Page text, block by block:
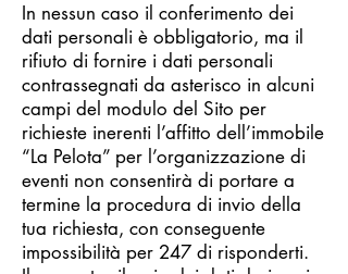
In nessun caso il conferimento dei
dati personali è obbligatorio, ma il
rifiuto di fornire i dati personali
contrassegnati da asterisco in alcuni
campi del modulo del Sito per
richieste inerenti l’affitto dell’immobile
“La Pelota” per l’organizzazione di
eventi non consentirà di portare a
termine la procedura di invio della
tua richiesta, con conseguente
impossibilità per 247 di risponderti.